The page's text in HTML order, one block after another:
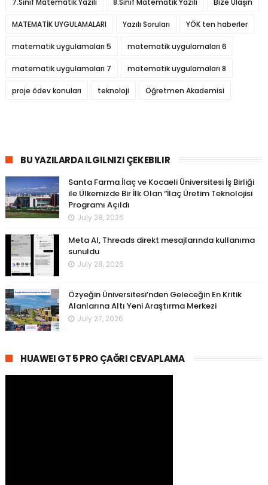
MATEMATİK UYGULAMALARI Yazılı Soruları YÖK ten haberler
matematik uygulamaları 5 matematik uygulamaları 6
matematik uygulamaları 7 matematik uygulamaları 8
proje ödev konuları teknoloji Öğretmen Akademisi
BU YAZILARDA ILGILNIZI ÇEKEBILIR
Santa Farma İlaç ve Kocaeli Üniversitesi İş Birliği
ile Ülkemizde Bir İlk Olan “İlaç Üretim Teknolojisi
Programı Açıldı
July 28, 2026
Meta AI, Threads direkt mesajlarında kullanıma
sunuldu
July 28, 2026
Özyeğin Üniversitesi’nden Geleceğin En Kritik
Alanlarına Altı Yeni Araştırma Merkezi
July 27, 2026
HUAWEI GT 5 PRO ÇAĞRI CEVAPLAMA